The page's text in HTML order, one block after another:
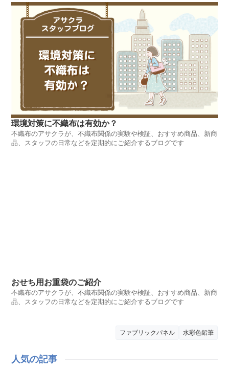
環境対策に不織布は有効か？
不織布のアサクラが、不織布関係の実験や検証、おすすめ商品、新商
品、スタッフの日常などを定期的にご紹介するブログです
おせち用お重袋のご紹介
不織布のアサクラが、不織布関係の実験や検証、おすすめ商品、新商
品、スタッフの日常などを定期的にご紹介するブログです
ファブリックパネル 水彩色鉛筆
人気の記事